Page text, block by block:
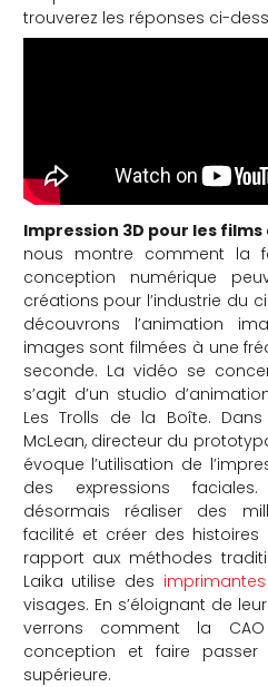
trouverez les réponses ci-
Impression 3D pour les films
nous montre comment la
conception numérique
créations pour l’industrie du
découvrons l’animation
images sont filmées à une
seconde. La vidéo se
s’agit d’un studio
Les Trolls de la Boîte.
McLean, directeur du
évoque l’utilisation de
des expressions
désormais réaliser des
facilité et créer des
rapport aux méthodes
Laika utilise des
visages. En s’éloignant de
verrons comment la
conception et faire
supérieure.